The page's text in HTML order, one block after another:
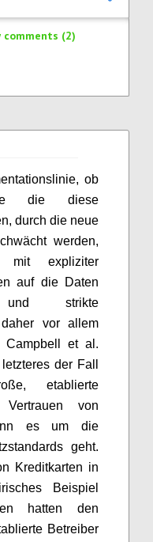
comments (2)
ob
die diese
durch die neue
werden,
mit expliziter
auf die Daten
strikte
daher vor allem
Campbell et al.
der Fall
etablierte
von
es um die
geht.
Kreditkarten in
Beispiel
hatten den
Betreiber